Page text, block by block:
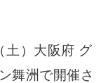
土）大阪府 グ
舞洲で開催さ